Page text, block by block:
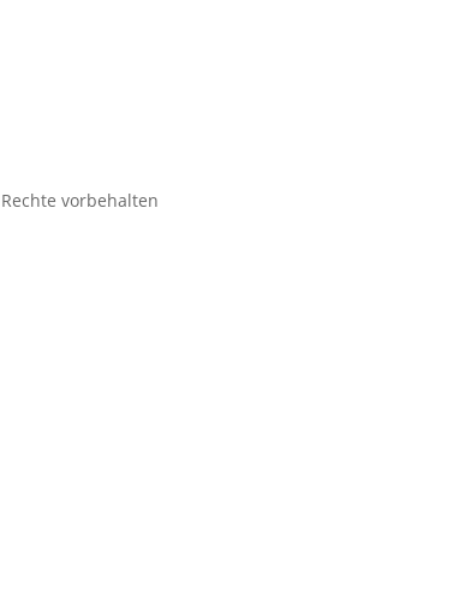
vorbehalten